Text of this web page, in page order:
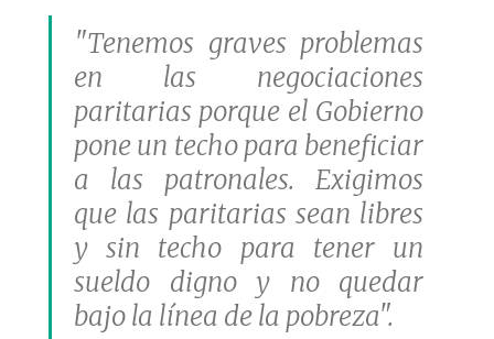
"Tenemos graves problemas
en las negociaciones
paritarias porque el Gobierno
pone un techo para beneficiar
a las patronales. Exigimos
que las paritarias sean libres
y sin techo para tener un
sueldo digno y no quedar
bajo la línea de la pobreza".